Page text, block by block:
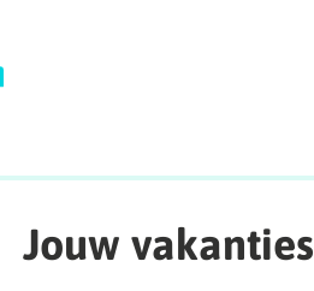
Jouw vakanties